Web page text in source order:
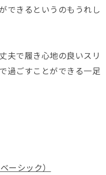
できるというのもうれし
夫で履き心地の良いスリ
過ごすことができる一足
ーシック）